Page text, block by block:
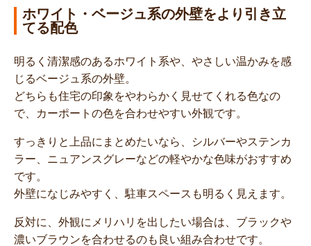
ホワイト・ベージュ系の外壁をより引き立
てる配色
明るく清潔感のあるホワイト系や、やさしい温かみを感
じるベージュ系の外壁。
どちらも住宅の印象をやわらかく見せてくれる色なの
で、カーポートの色を合わせやすい外観です。
すっきりと上品にまとめたいなら、シルバーやステンカ
ラー、ニュアンスグレーなどの軽やかな色味がおすすめ
です。
外壁になじみやすく、駐車スペースも明るく見えます。
反対に、外観にメリハリを出したい場合は、ブラックや
濃いブラウンを合わせるのも良い組み合わせです。